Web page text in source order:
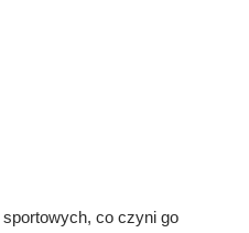
co czyni go